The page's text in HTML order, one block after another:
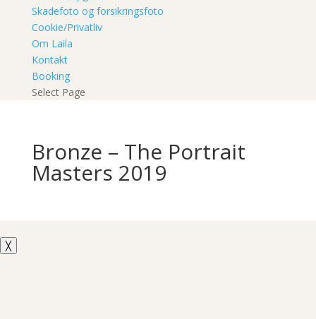
Skadefoto og forsikringsfoto
Cookie/Privatliv
Om Laila
Kontakt
Booking
Select Page
Bronze – The Portrait
Masters 2019
╳